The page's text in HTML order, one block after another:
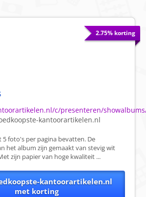
2.75% korting
c/presenteren/
kantoorartikelen.nl
foto's per pagina bevatten. De
het album zijn gemaakt van stevig wit
zijn papier van hoge kwaliteit ...
kantoorartikelen.nl
met korting